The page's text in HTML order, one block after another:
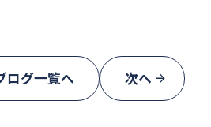
ログ一覧へ 次へ